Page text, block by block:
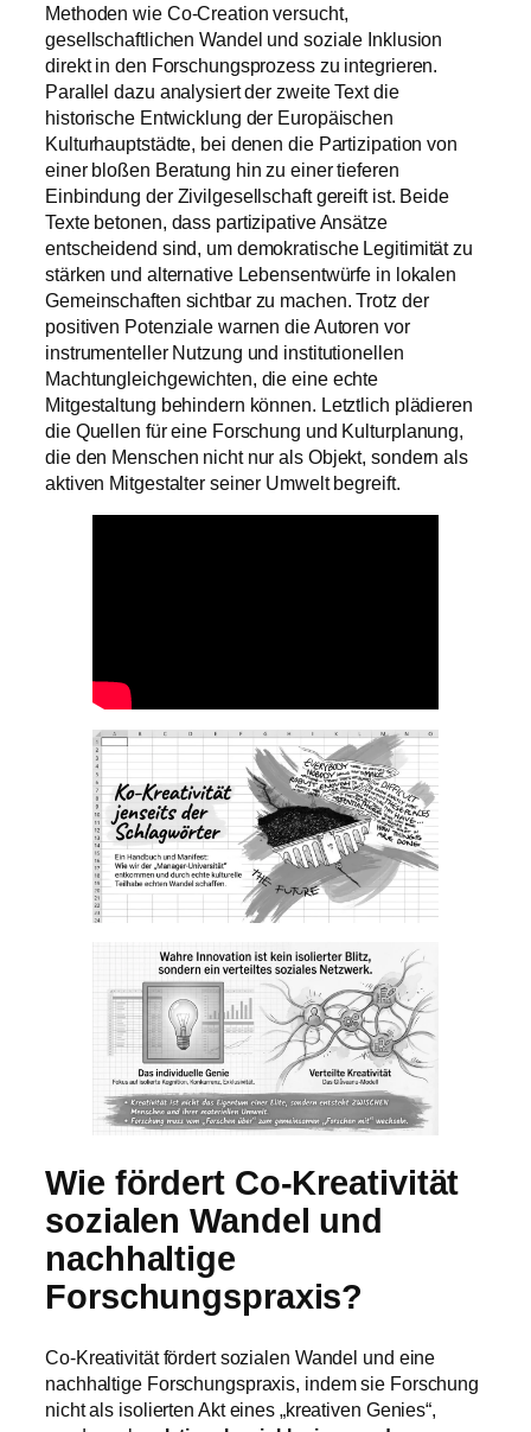
Methoden wie Co-Creation versucht,
gesellschaftlichen Wandel und soziale Inklusion
direkt in den Forschungsprozess zu integrieren.
Parallel dazu analysiert der zweite Text die
historische Entwicklung der Europäischen
Kulturhauptstädte, bei denen die Partizipation von
einer bloßen Beratung hin zu einer tieferen
Einbindung der Zivilgesellschaft gereift ist. Beide
Texte betonen, dass partizipative Ansätze
entscheidend sind, um demokratische Legitimität zu
stärken und alternative Lebensentwürfe in lokalen
Gemeinschaften sichtbar zu machen. Trotz der
positiven Potenziale warnen die Autoren vor
instrumenteller Nutzung und institutionellen
Machtungleichgewichten, die eine echte
Mitgestaltung behindern können. Letztlich plädieren
die Quellen für eine Forschung und Kulturplanung,
die den Menschen nicht nur als Objekt, sondern als
aktiven Mitgestalter seiner Umwelt begreift.
Wie fördert Co-Kreativität
sozialen Wandel und
nachhaltige
Forschungspraxis?
Co-Kreativität fördert sozialen Wandel und eine
nachhaltige Forschungspraxis, indem sie Forschung
nicht als isolierten Akt eines „kreativen Genies“,